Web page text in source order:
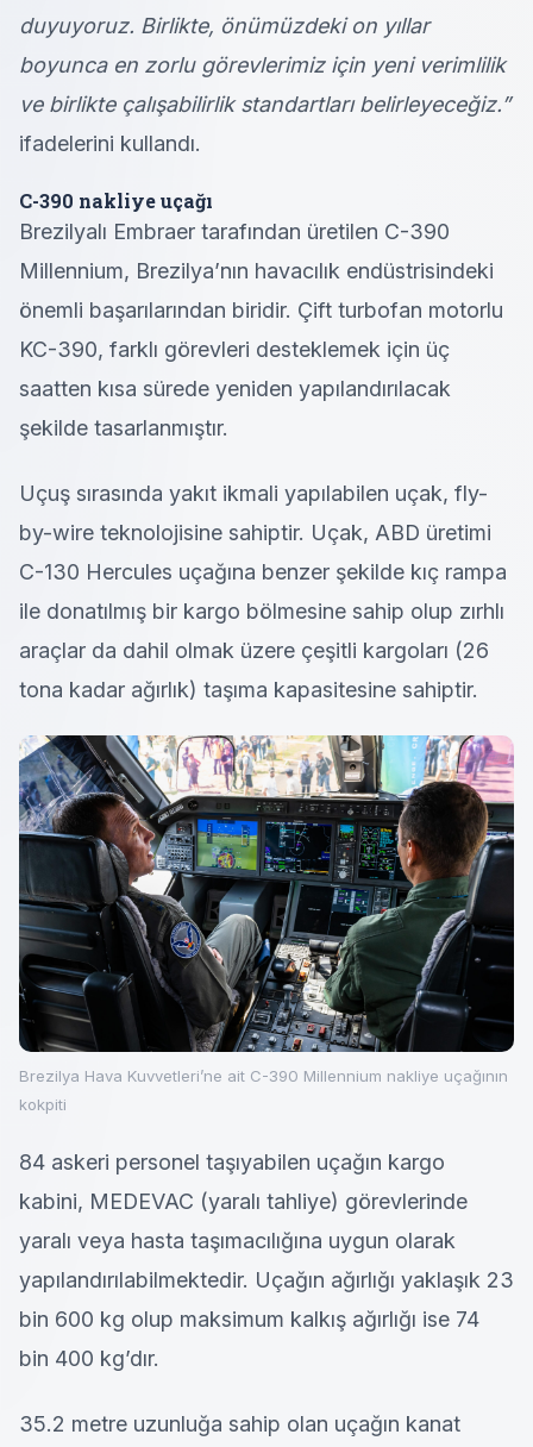
duyuyoruz. Birlikte, önümüzdeki on yıllar
boyunca en zorlu görevlerimiz için yeni verimlilik
ve birlikte çalışabilirlik standartları belirleyeceğiz.”
ifadelerini kullandı.
C-390 nakliye uçağı
Brezilyalı Embraer tarafından üretilen C-390
Millennium, Brezilya’nın havacılık endüstrisindeki
önemli başarılarından biridir. Çift turbofan motorlu
KC-390, farklı görevleri desteklemek için üç
saatten kısa sürede yeniden yapılandırılacak
şekilde tasarlanmıştır.
Uçuş sırasında yakıt ikmali yapılabilen uçak, fly-
by-wire teknolojisine sahiptir. Uçak, ABD üretimi
C-130 Hercules uçağına benzer şekilde kıç rampa
ile donatılmış bir kargo bölmesine sahip olup zırhlı
araçlar da dahil olmak üzere çeşitli kargoları (26
tona kadar ağırlık) taşıma kapasitesine sahiptir.
Brezilya Hava Kuvvetleri’ne ait C-390 Millennium nakliye uçağının
kokpiti
84 askeri personel taşıyabilen uçağın kargo
kabini, MEDEVAC (yaralı tahliye) görevlerinde
yaralı veya hasta taşımacılığına uygun olarak
yapılandırılabilmektedir. Uçağın ağırlığı yaklaşık 23
bin 600 kg olup maksimum kalkış ağırlığı ise 74
bin 400 kg’dır.
35.2 metre uzunluğa sahip olan uçağın kanat